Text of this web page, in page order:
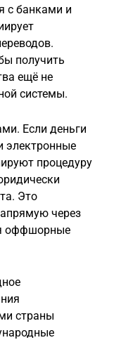
с банками и
получить
ещё не
системы.
Если деньги
электронные
процедуру
Это
через
оффшорные
страны